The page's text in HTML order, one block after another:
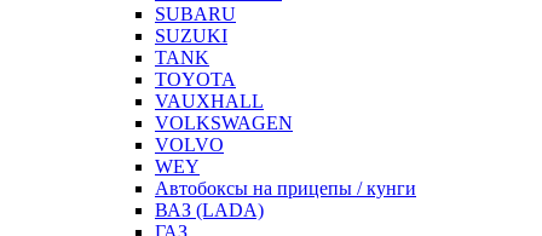
SUBARU
SUZUKI
TANK
TOYOTA
VAUXHALL
VOLKSWAGEN
VOLVO
WEY
Автобоксы на прицепы / кунги
ВАЗ (LADA)
ГАЗ